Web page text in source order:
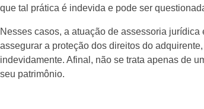
que tal prática é indevida e pode ser
Nesses casos, a atuação de assessoria
assegurar a proteção dos direitos do
indevidamente. Afinal, não se trata apenas de
seu patrimônio.